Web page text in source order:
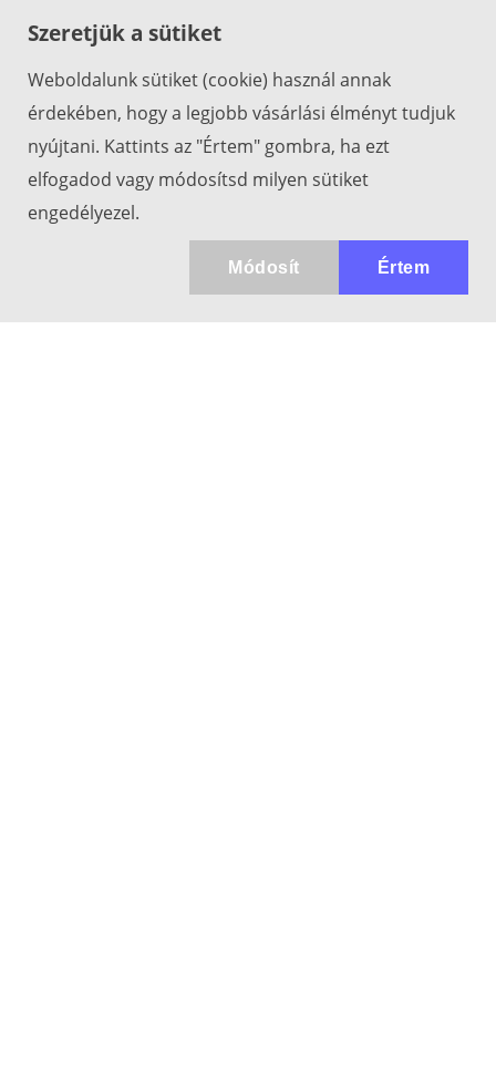
Szeretjük a sütiket
Weboldalunk sütiket (cookie) használ annak
érdekében, hogy a legjobb vásárlási élményt tudjuk
nyújtani. Kattints az "Értem" gombra, ha ezt
elfogadod vagy módosítsd milyen sütiket
engedélyezel.
Értem
Módosít